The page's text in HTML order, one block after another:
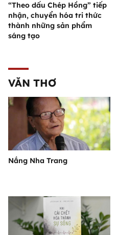
“Theo dấu Chép Hồng” tiếp
nhận, chuyển hóa tri thức
thành những sản phẩm
sáng tạo
VĂN THƠ
Nắng Nha Trang